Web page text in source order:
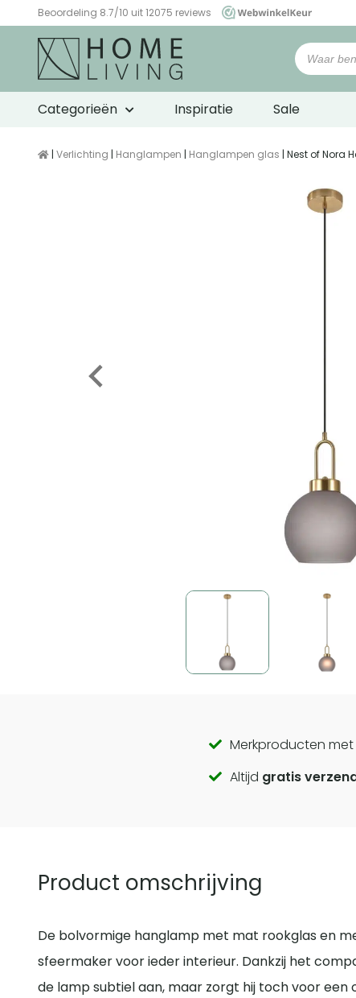
Beoordeling 8.7/10 uit 12075 reviews
WebwinkelKeur
Categorieën Inspiratie Sale
| Verlichting | Hanglampen | Hanglampen glas | Nest of Nora
Call
to
Merkproducten met
Altijd gratis
Product omschrijving
De bolvormige hanglamp met mat rookglas en
sfeermaker voor ieder interieur. Dankzij het
de lamp subtiel aan, maar zorgt hij toch voor